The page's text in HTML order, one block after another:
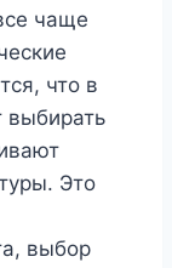
чаще
что в
выбирать
Это
выбор